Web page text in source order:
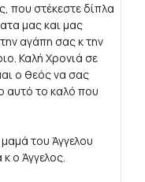
που στέκεστε δίπλα
μας και μας
αγάπη σας κ την
Καλή Χρονιά σε
ο θεός να σας
αυτό το καλό που
του Άγγελου
ο Άγγελος.